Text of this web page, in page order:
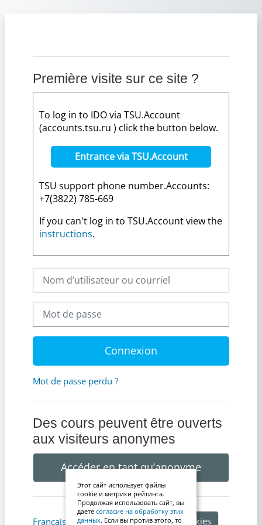
Première visite sur ce site ?
To log in to IDO via TSU.Account
(accounts.tsu.ru ) click the button below.
Entrance via TSU.Account
TSU support phone number.Accounts:
+7(3822) 785-669
If you can't log in to TSU.Account view the
instructions.
Mot de passe
Connexion
Mot de passe perdu ?
Des cours peuvent être ouverts
aux visiteurs anonymes
Accéder en tant qu’anonyme
Français ‎(fr)‎ Avis relatif aux cookies
Этот сайт использует файлы
cookie и метрики рейтинга.
Продолжая использовать сайт, вы
даете согласие на обработку этих
данных. Если вы против этого, то